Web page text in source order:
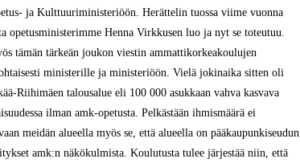
ja Kulttuuriministeriöön. Herättelin tuossa viime vuonna
opetusministerimme Henna Virkkusen luo ja nyt se toteutuu.
tämän tärkeän joukon viestin ammattikorkeakoulujen
ministerille ja ministeriöön. Vielä jokinaika sitten oli
Riihimäen talousalue eli 100 000 asukkaan vahva kasvava
ilman amk-opetusta. Pelkästään ihmismäärä ei
meidän alueella myös se, että alueella on pääkaupunkiseudun
amk:n näkökulmista. Koulutusta tulee järjestää niin, että